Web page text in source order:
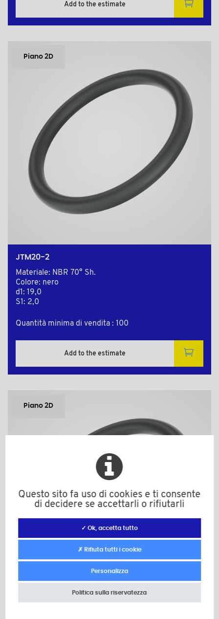
Add to the estimate
Piano 2D
JTM20-2
Materiale: NBR 70° Sh.
Colore: nero
d1: 19,0
S1: 2,0
Quantità minima di vendita : 100
Add to the estimate
Piano 2D
Questo sito fa uso di cookies e ti consente
di decidere se accettarli o rifiutarli
✓ Ok, accetta tutto
✗ Rifiuta tutti i cookie
Personalizza
Politica sulla riservatezza